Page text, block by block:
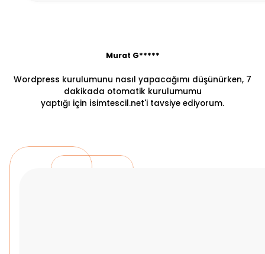
Murat G*****
Wordpress kurulumunu nasıl yapacağımı düşünürken, 7
dakikada otomatik kurulumumu
yaptığı için İsimtescil.net'i tavsiye ediyorum.